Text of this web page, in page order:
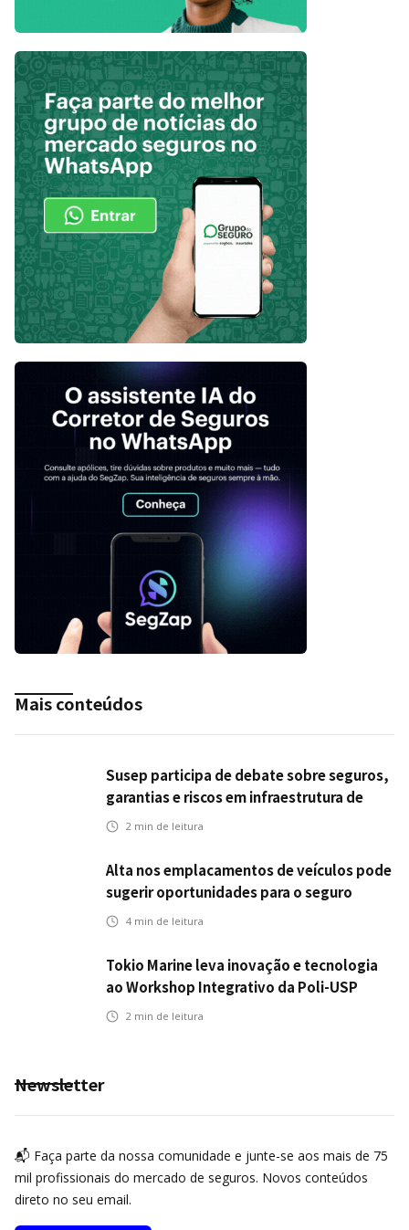
Mais conteúdos
Susep participa de debate sobre seguros,
garantias e riscos em infraestrutura de
transportes
2 min de leitura
Alta nos emplacamentos de veículos pode
sugerir oportunidades para o seguro
automotivo
4 min de leitura
Tokio Marine leva inovação e tecnologia
ao Workshop Integrativo da Poli-USP
2 min de leitura
Newsletter
📬 Faça parte da nossa comunidade e junte-se aos mais de 75
mil profissionais do mercado de seguros. Novos conteúdos
direto no seu email.